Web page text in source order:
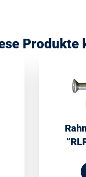
Produkte